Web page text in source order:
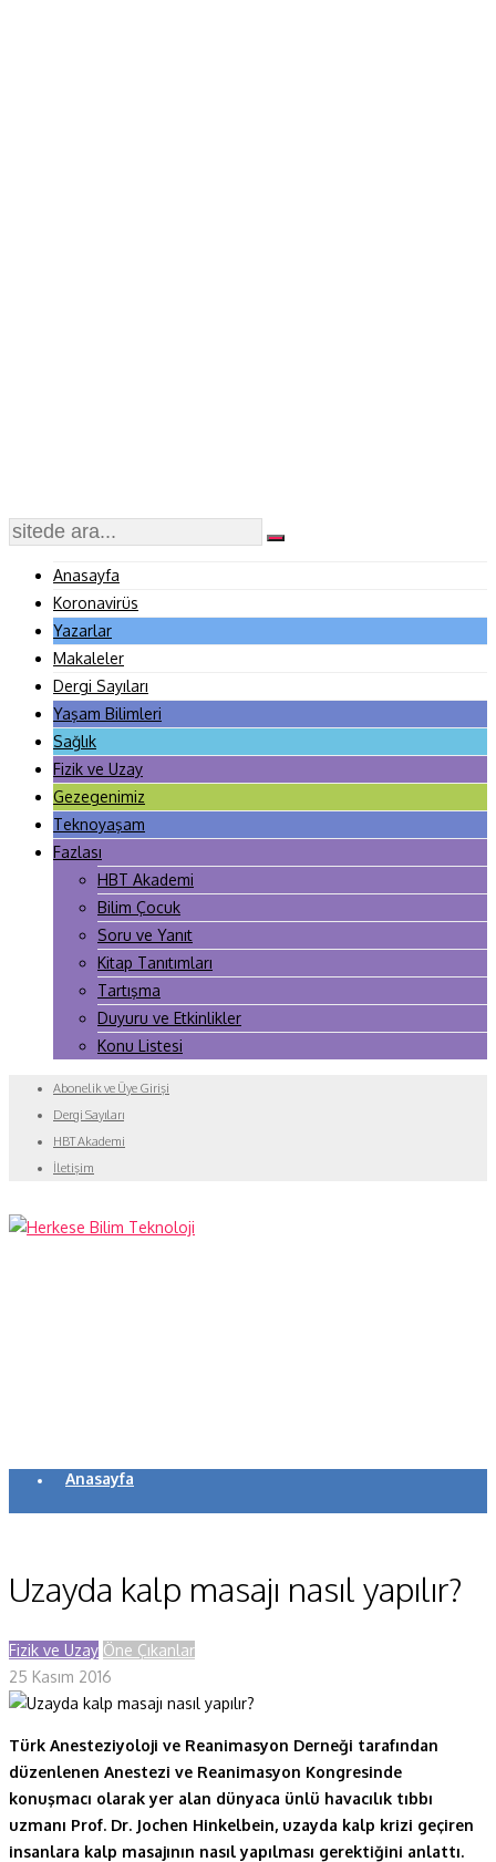
Anasayfa
Koronavirüs
Yazarlar
Makaleler
Dergi Sayıları
Yaşam Bilimleri
Sağlık
Fizik ve Uzay
Gezegenimiz
Teknoyaşam
Fazlası
HBT Akademi
Bilim Çocuk
Soru ve Yanıt
Kitap Tanıtımları
Tartışma
Duyuru ve Etkinlikler
Konu Listesi
Abonelik ve Üye Girişi
Dergi Sayıları
HBT Akademi
İletişim
Anasayfa
Makaleler
Dergi Sayıları
Yaşam Bilimleri
Sağlık
Fizik ve Uzay
Gezegenimiz
Uzayda kalp masajı nasıl yapılır?
Fizik ve Uzay Öne Çıkanlar
25 Kasım 2016
Türk Anesteziyoloji ve Reanimasyon Derneği tarafından
düzenlenen Anestezi ve Reanimasyon Kongresinde
konuşmacı olarak yer alan dünyaca ünlü havacılık tıbbı
uzmanı Prof. Dr. Jochen Hinkelbein, uzayda kalp krizi geçiren
insanlara kalp masajının nasıl yapılması gerektiğini anlattı.